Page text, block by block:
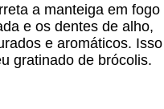
a manteiga em fogo
e os dentes de alho,
e aromáticos. Isso
gratinado de brócolis.